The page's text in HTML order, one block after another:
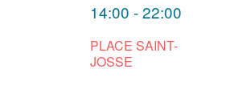
14:00 - 22:00
PLACE SAINT-
JOSSE